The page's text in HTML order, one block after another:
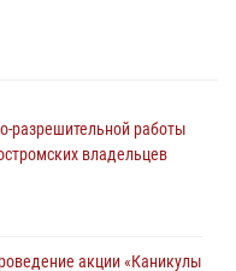
разрешительной работы
владельцев
акции «Каникулы